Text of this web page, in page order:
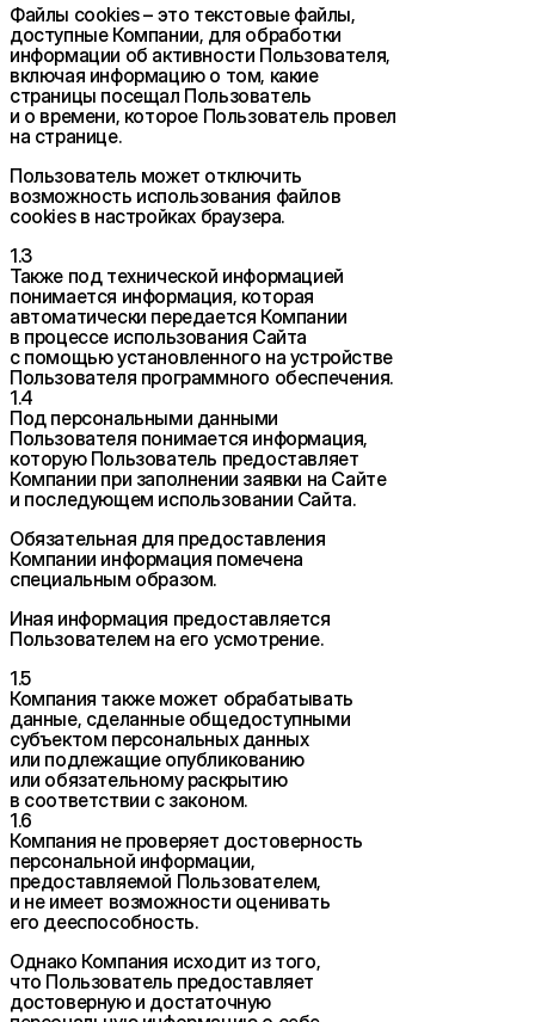
Файлы cookies – это текстовые файлы,
доступные Компании, для обработки
информации об активности Пользователя,
включая информацию о том, какие
страницы посещал Пользователь
и о времени, которое Пользователь провел
на странице.
Пользователь может отключить
возможность использования файлов
cookies в настройках браузера.
1.3
Также под технической информацией
понимается информация, которая
автоматически передается Компании
в процессе использования Сайта
с помощью установленного на устройстве
Пользователя программного обеспечения.
1.4
Под персональными данными
Пользователя понимается информация,
которую Пользователь предоставляет
Компании при заполнении заявки на Сайте
и последующем использовании Сайта.
Обязательная для предоставления
Компании информация помечена
специальным образом.
Иная информация предоставляется
Пользователем на его усмотрение.
1.5
Компания также может обрабатывать
данные, сделанные общедоступными
субъектом персональных данных
или подлежащие опубликованию
или обязательному раскрытию
в соответствии с законом.
1.6
Компания не проверяет достоверность
персональной информации,
предоставляемой Пользователем,
и не имеет возможности оценивать
его дееспособность.
Однако Компания исходит из того,
что Пользователь предоставляет
достоверную и достаточную